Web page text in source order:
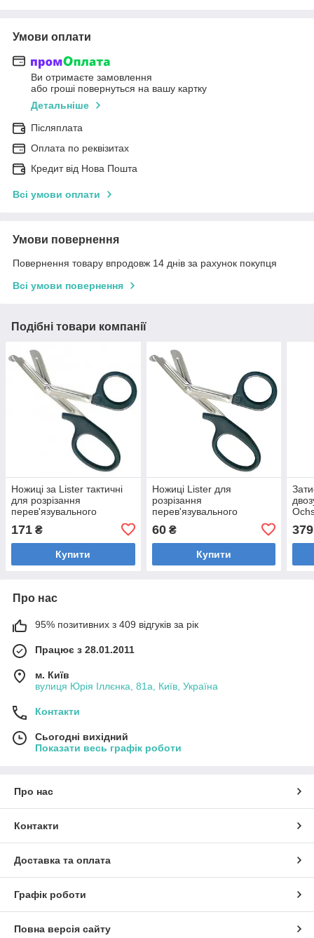
Умови оплати
Ви отримаєте замовлення
або гроші повернуться на вашу картку
Детальніше
Післяплата
Оплата по реквізитах
Кредит від Нова Пошта
Всі умови оплати
Умови повернення
Повернення товару впродовж 14 днів за рахунок покупця
Всі умови повернення
Подібні товари компанії
Ножиці за Lister тактичні
для розрізання
перев'язувального
матеріалу Surgiwelomed
довжина 18 см
171 ₴
Купити
Ножиці Lister для
розрізання
перев'язувального
матеріалу Surgiwelomed
довжина 15 см
60₴
Купити
379
Про нас
95% позитивних з 409 відгуків за рік
Працює з 28.01.2011
м. Київ
вулиця Юрія Іллєнка, 81а, Київ, Україна
Контакти
Сьогодні вихідний
Показати весь графік роботи
Про нас
Контакти
Доставка та оплата
Графік роботи
Повна версія сайту